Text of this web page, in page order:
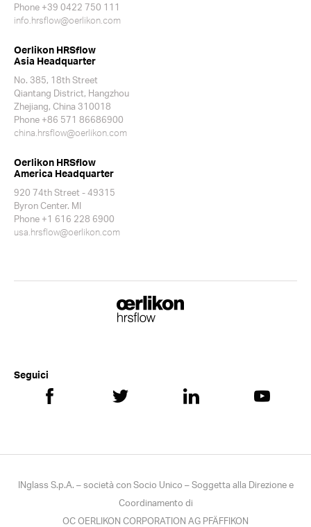
Phone +39 0422 750 111
info.hrsflow@oerlikon.com
Oerlikon HRSflow
Asia Headquarter
No. 385, 18th Street
Qiantang District, Hangzhou
Zhejiang, China 310018
Phone +86 571 86686900
china.hrsflow@oerlikon.com
Oerlikon HRSflow
America Headquarter
920 74th Street - 49315
Byron Center. MI
Phone +1 616 228 6900
usa.hrsflow@oerlikon.com
Seguici
INglass S.p.A. – società con Socio Unico – Soggetta alla Direzione e
Coordinamento di
OC OERLIKON CORPORATION AG PFÄFFIKON